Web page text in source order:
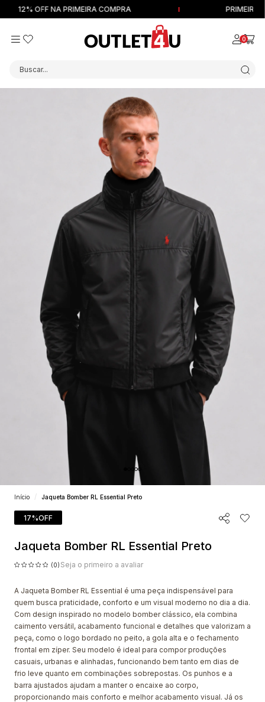
12% OFF NA PRIMEIRA COMPRA PRIMEIRA
0
Buscar...
Início Jaqueta Bomber RL Essential Preto
17%OFF
Jaqueta Bomber RL Essential Preto
(0) Seja o primeiro a avaliar
A Jaqueta Bomber RL Essential é uma peça indispensável para
quem busca praticidade, conforto e um visual moderno no dia a dia.
Com design inspirado no modelo bomber clássico, ela combina
caimento versátil, acabamento funcional e detalhes que valorizam a
peça, como o logo bordado no peito, a gola alta e o fechamento
frontal em zíper. Seu modelo é ideal para compor produções
casuais, urbanas e alinhadas, funcionando bem tanto em dias de
frio leve quanto em combinações sobrepostas. Os punhos e a
barra ajustados ajudam a manter o encaixe ao corpo,
proporcionando mais conforto e melhor acabamento visual. Já os